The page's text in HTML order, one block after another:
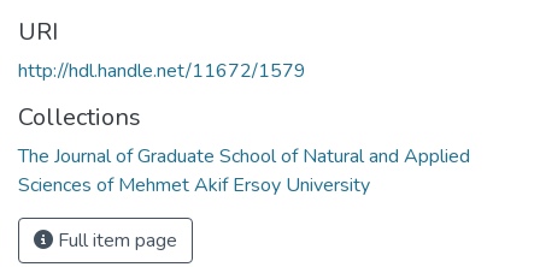
URI
http://hdl.handle.net/11672/1579
Collections
The Journal of Graduate School of Natural and Applied
Sciences of Mehmet Akif Ersoy University
Full item page